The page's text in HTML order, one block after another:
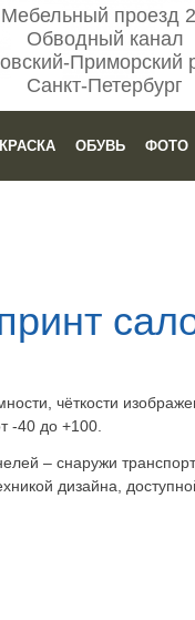
Мебельный проезд
Обводный канал
Приморский
Санкт-Петербург
ОБУВЬ ФОТО
чёткости
-40 до +100.
– снаружи
дизайна,